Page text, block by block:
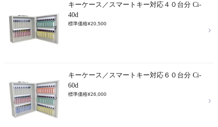
キーケース／スマートキー対応４０台分 Ci-
40d
標準価格¥20,500
キーケース／スマートキー対応６０台分 Ci-
60d
標準価格¥26,000